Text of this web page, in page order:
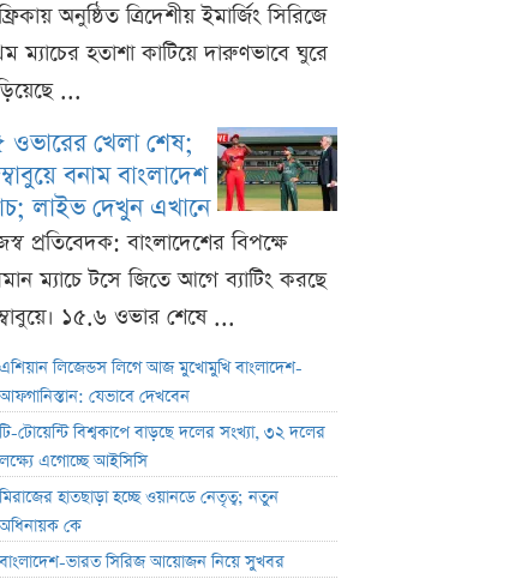
অনুষ্ঠিত ত্রিদেশীয় ইমার্জিং সিরিজে
ম্যাচের হতাশা কাটিয়ে দারুণভাবে ঘুরে
...
ওভারের খেলা শেষ;
বনাম বাংলাদেশ
লাইভ দেখুন এখানে
প্রতিবেদক: বাংলাদেশের বিপক্ষে
ম্যাচে টসে জিতে আগে ব্যাটিং করছে
১৫.৬ ওভার শেষে ...
এশিয়ান লিজেন্ডস লিগে আজ মুখোমুখি বাংলাদেশ-
আফগানিস্তান: যেভাবে দেখবেন
টি-টোয়েন্টি বিশ্বকাপে বাড়ছে দলের সংখ্যা, ৩২ দলের
লক্ষ্যে এগোচ্ছে আইসিসি
মিরাজের হাতছাড়া হচ্ছে ওয়ানডে নেতৃত্ব; নতুন
অধিনায়ক কে
বাংলাদেশ-ভারত সিরিজ আয়োজন নিয়ে সুখবর